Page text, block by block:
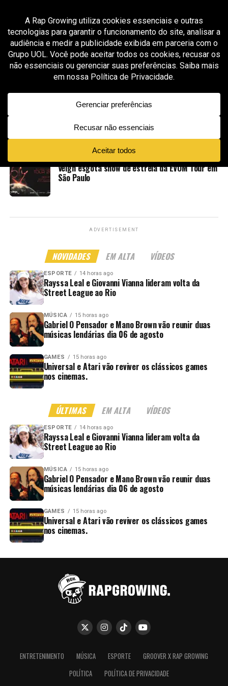
All posts tagged "Veigh"
ENTRETENIMENTO 4 semanas ago
Mad in Brazza chega à 5ª edição e expande sua
história com eventos em Curitiba e São Paulo
ENTRETENIMENTO
e sold out em São Paulo
Veigh esgota show de estreia da EVOM Tour em
São Paulo
ADVERTISEMENT
NOVIDADES EM ALTA VÍDEOS
ESPORTE 14 horas ago
Rayssa Leal e Giovanni Vianna lideram volta da
Street League ao Rio
MÚSICA 15 horas ago
Gabriel O Pensador e Mano Brown vão reunir duas
músicas lendárias dia 06 de agosto
GAMES 15 horas ago
Universal e Atari vão reviver os clássicos games
nos cinemas.
ÚLTIMAS EM ALTA VÍDEOS
ESPORTE 14 horas ago
Rayssa Leal e Giovanni Vianna lideram volta da
Street League ao Rio
MÚSICA 15 horas ago
Gabriel O Pensador e Mano Brown vão reunir duas
músicas lendárias dia 06 de agosto
GAMES 15 horas ago
Universal e Atari vão reviver os clássicos games
nos cinemas.
ENTRETENIMENTO MÚSICA ESPORTE
GROOVER X RAP GROWING
POLÍTICA
POLÍTICA DE PRIVACIDADE